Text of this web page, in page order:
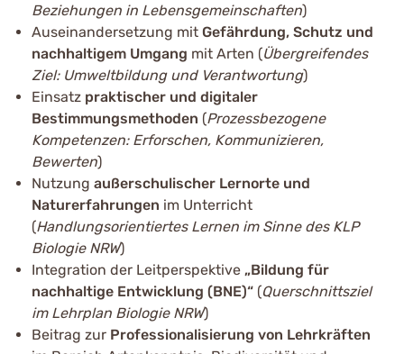
Beziehungen in Lebensgemeinschaften)
Auseinandersetzung mit Gefährdung, Schutz und
nachhaltigem Umgang mit Arten (Übergreifendes
Ziel: Umweltbildung und Verantwortung)
Einsatz praktischer und digitaler
Bestimmungsmethoden (Prozessbezogene
Kompetenzen: Erforschen, Kommunizieren,
Bewerten)
Nutzung außerschulischer Lernorte und
Naturerfahrungen im Unterricht
(Handlungsorientiertes Lernen im Sinne des KLP
Biologie NRW)
Integration der Leitperspektive „Bildung für
nachhaltige Entwicklung (BNE)“ (Querschnittsziel
im Lehrplan Biologie NRW)
Beitrag zur Professionalisierung von Lehrkräften